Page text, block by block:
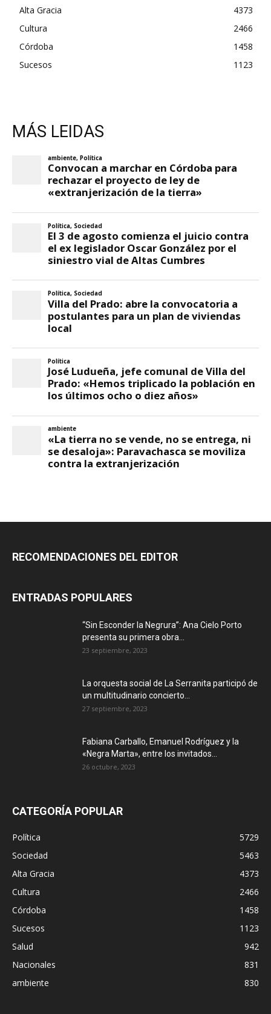
Alta Gracia
4373
Cultura
2466
Córdoba
1458
Sucesos
1123
MÁS LEIDAS
RECOMENDACIONES DEL EDITOR
ENTRADAS POPULARES
“Sin Esconder la Negrura”: Ana Cielo Porto
presenta su primera obra...
23 septiembre, 2023
La orquesta social de La Serranita participó de
un multitudinario concierto...
27 septiembre, 2023
Fabiana Carballo, Emanuel Rodríguez y la
«Negra Marta», entre los invitados...
26 octubre, 2023
CATEGORÍA POPULAR
Política
5729
Sociedad
5463
Alta Gracia
4373
Cultura
2466
Córdoba
1458
Sucesos
1123
Salud
942
Nacionales
831
ambiente
830